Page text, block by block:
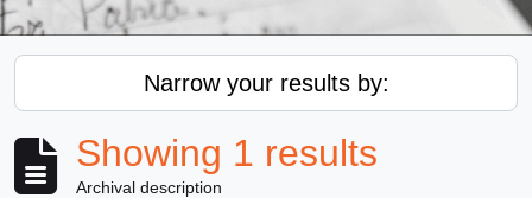
Narrow your results by:
Showing 1 results
Archival description